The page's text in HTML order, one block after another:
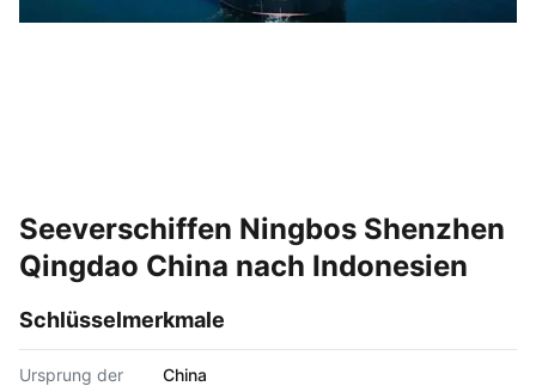
Seeverschiffen Ningbos Shenzhen
Qingdao China nach Indonesien
Schlüsselmerkmale
Ursprung der
China